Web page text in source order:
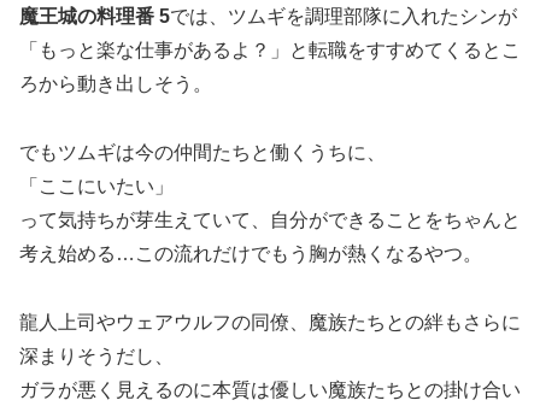
魔王城の料理番 5では、ツムギを調理部隊に入れたシンが
「もっと楽な仕事があるよ？」と転職をすすめてくるとこ
ろから動き出しそう。
でもツムギは今の仲間たちと働くうちに、
「ここにいたい」
って気持ちが芽生えていて、自分ができることをちゃんと
考え始める…この流れだけでもう胸が熱くなるやつ。
龍人上司やウェアウルフの同僚、魔族たちとの絆もさらに
深まりそうだし、
ガラが悪く見えるのに本質は優しい魔族たちとの掛け合い